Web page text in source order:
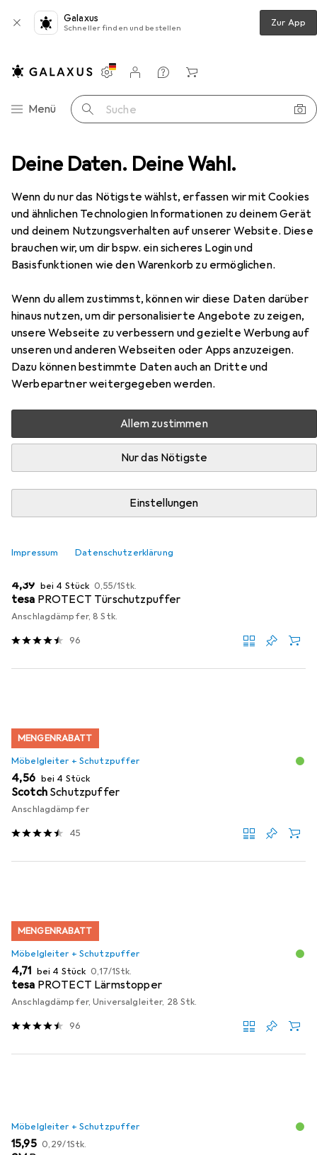
Deine Daten. Deine Wahl.
Wenn du nur das Nötigste wählst, erfassen wir mit Cookies
und ähnlichen Technologien Informationen zu deinem Gerät
und deinem Nutzungsverhalten auf unserer Website. Diese
brauchen wir, um dir bspw. ein sicheres Login und
Basisfunktionen wie den Warenkorb zu ermöglichen.
Wenn du allem zustimmst, können wir diese Daten darüber
hinaus nutzen, um dir personalisierte Angebote zu zeigen,
unsere Webseite zu verbessern und gezielte Werbung auf
unseren und anderen Webseiten oder Apps anzuzeigen.
Dazu können bestimmte Daten auch an Dritte und
Werbepartner weitergegeben werden.
Allem zustimmen
Nur das Nötigste
Einstellungen
Impressum Datenschutzerklärung
Galaxus
Schneller finden und bestellen Zur App
Navigation nach Kategorien
Menü Suche
Einstellungen
Kundenkonto
Vergleichslisten
Merklisten
Warenkorb
+ Türgarnitur Glutz Türdrücker 5054 Uppsala
GlutzTürdrücker 5054 Uppsala
Türgriff
Zubehör für Glutz Türdrücker
5054 Uppsala
Hier findest du passendes Zubehör zum Produkt Glutz
Türdrücker 5054 Uppsala aus den Kategorien
Möbelgleiter + Schutzpuffer und Türgriff + Türgarnitur.
Möbelgleiter + Schutzpuffer
EUR
4,39 bei 4 Stück EUR
0,55/1Stk.
tesa PROTECT Türschutzpuffer
Anschlagdämpfer, 8 Stk.
96
MENGENRABATT
Möbelgleiter + Schutzpuffer
EUR
4,56 bei 4 Stück
Scotch Schutzpuffer
Anschlagdämpfer
45
MENGENRABATT
Möbelgleiter + Schutzpuffer
EUR
4,71 bei 4 Stück EUR
0,17/1Stk.
tesa PROTECT Lärmstopper
Anschlagdämpfer, Universalgleiter, 28 Stk.
96
Möbelgleiter + Schutzpuffer
EUR
15,95 EUR
0,29/1Stk.